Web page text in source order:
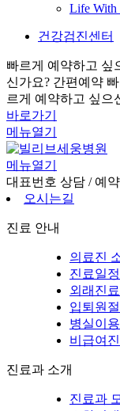
Life With
건강검진센터
빠르게 예약하고 싶
신가요? 간편예약
르게 예약하고 싶으
바로가기
메뉴열기
메뉴열기
대표번호 상담 / 예
오시는길
진료 안내
의료진
진료일
외래진
입퇴원
병실이용
비급여진
진료과 소개
진료과